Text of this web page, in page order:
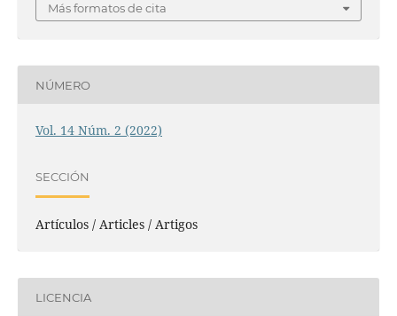
Más formatos de cita
NÚMERO
Vol. 14 Núm. 2 (2022)
SECCIÓN
Artículos / Articles / Artigos
LICENCIA